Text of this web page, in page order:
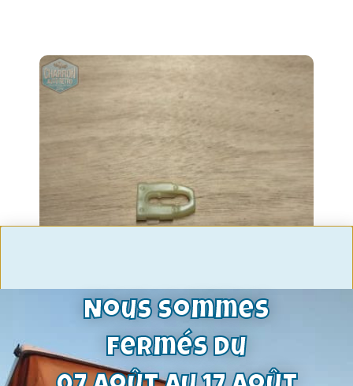
agrafe latérale fixation de baguette
granada mk1 12/73-08/77-ref :
Nous sommes
fermés du